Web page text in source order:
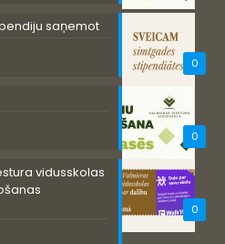
0
saņemot
0
0
vidusskolas